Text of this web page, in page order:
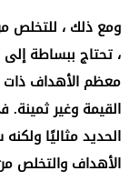
ومع ذلك ، للتخلص
، تحتاج ببساطة إلى
معظم الأهداف ذات
القيمة وغير ثمينة.
الحديد مثاليًا
الأهداف والتخلص